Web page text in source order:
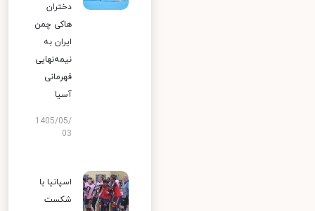
دختران
هاکی چمن
ایران به
نیمه‌نهایی
قهرمانی
آسیا
1405/05/
03
اسپانیا با
شکست